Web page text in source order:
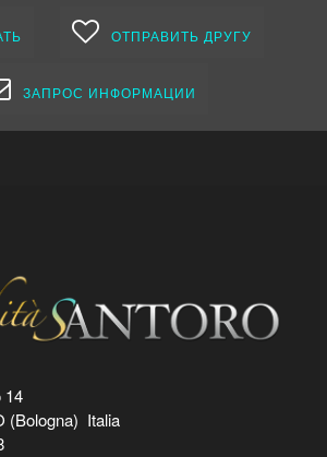
ОТПРАВИТЬ ДРУГУ
ЗАПРОС ИНФОРМАЦИИ
14
(Bologna) Italia